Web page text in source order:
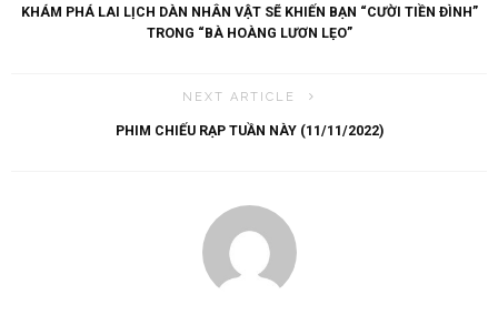
KHÁM PHÁ LAI LỊCH DÀN NHÂN VẬT SẼ KHIẾN BẠN “CƯỜI TIỀN ĐÌNH”
TRONG “BÀ HOÀNG LƯƠN LẸO”
NEXT ARTICLE
PHIM CHIẾU RẠP TUẦN NÀY (11/11/2022)